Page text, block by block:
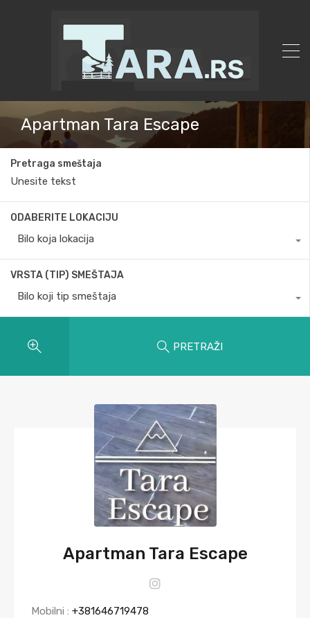
Apartman Tara Escape
Pretraga smeštaja
ODABERITE LOKACIJU
Bilo koja lokacija
VRSTA (TIP) SMEŠTAJA
Bilo koji tip smeštaja
PRETRAŽI
Apartman Tara Escape
Mobilni : +381646719478